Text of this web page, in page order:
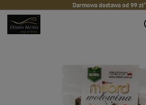
Darmowa dostawa od 99 zł*